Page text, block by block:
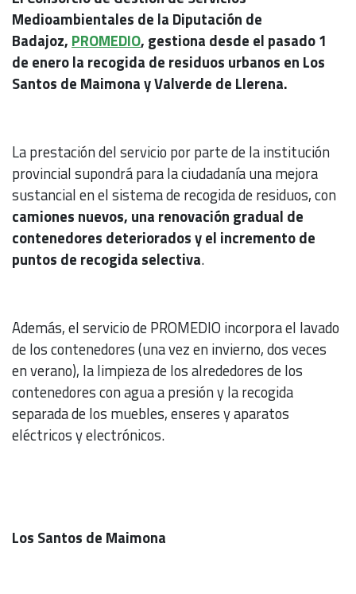
Medioambientales de la Diputación de
Badajoz, PROMEDIO, gestiona desde el pasado 1
de enero la recogida de residuos urbanos en Los
Santos de Maimona y Valverde de Llerena.
La prestación del servicio por parte de la institución
provincial supondrá para la ciudadanía una mejora
sustancial en el sistema de recogida de residuos, con
camiones nuevos, una renovación gradual de
contenedores deteriorados y el incremento de
puntos de recogida selectiva.
Además, el servicio de PROMEDIO incorpora el lavado
de los contenedores (una vez en invierno, dos veces
en verano), la limpieza de los alrededores de los
contenedores con agua a presión y la recogida
separada de los muebles, enseres y aparatos
eléctricos y electrónicos.
Los Santos de Maimona